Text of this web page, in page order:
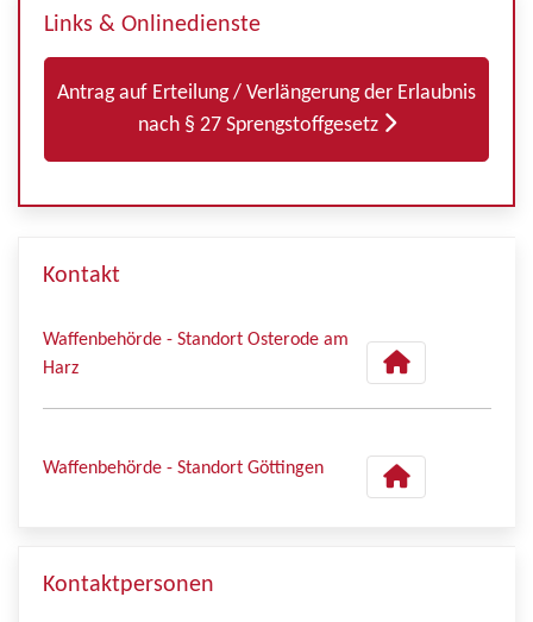
Links & Onlinedienste
Antrag auf Erteilung / Verlängerung der Erlaubnis
nach § 27 Sprengstoffgesetz
Kontakt
Waffenbehörde - Standort Osterode am
Harz
Waffenbehörde - Standort Göttingen
Kontaktpersonen